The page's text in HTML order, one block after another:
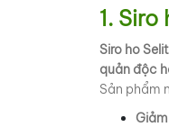
1.
Siro ho
quản độc
Sản phẩm